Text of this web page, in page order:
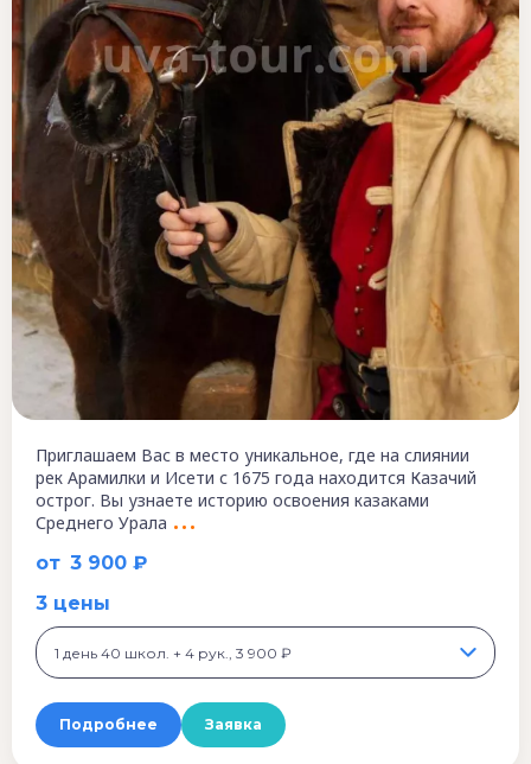
от 3 900 ₽
Приглашаем Вас в место уникальное, где на слиянии
рек Арамилки и Исети с 1675 года находится Казачий
острог. Вы узнаете историю освоения казаками
Среднего Урала
3 цены
1 день 40 школ. + 4 рук., 3 900 ₽
Подробнее Заявка